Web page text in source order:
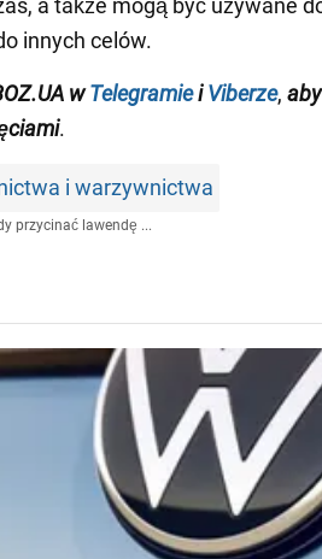
a także mogą być używane
innych celów.
wTelegramieiViberze,
.
i warzywnictwa
przycinać lawendę ...